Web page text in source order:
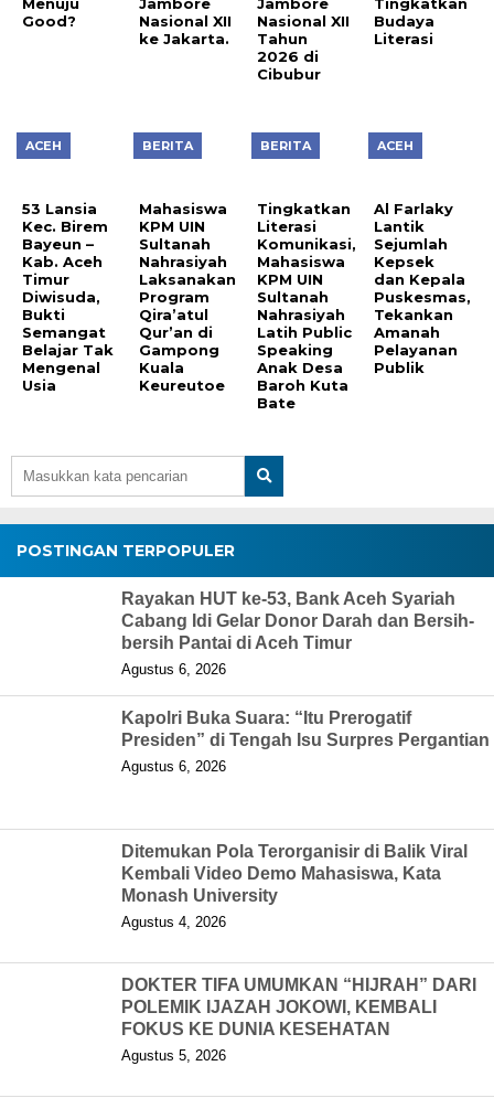
Menuju
Good?
Jambore
Nasional XII
ke Jakarta.
Jambore
Nasional XII
Tahun
2026 di
Cibubur
Tingkatkan
Budaya
Literasi
ACEH
53 Lansia
Kec. Birem
Bayeun –
Kab. Aceh
Timur
Diwisuda,
Bukti
Semangat
Belajar Tak
Mengenal
Usia
BERITA
Mahasiswa
KPM UIN
Sultanah
Nahrasiyah
Laksanakan
Program
Qira’atul
Qur’an di
Gampong
Kuala
Keureutoe
BERITA
Tingkatkan
Literasi
Komunikasi,
Mahasiswa
KPM UIN
Sultanah
Nahrasiyah
Latih Public
Speaking
Anak Desa
Baroh Kuta
Bate
ACEH
Al Farlaky
Lantik
Sejumlah
Kepsek
dan Kepala
Puskesmas,
Tekankan
Amanah
Pelayanan
Publik
POSTINGAN TERPOPULER
Rayakan HUT ke-53, Bank Aceh Syariah
Cabang Idi Gelar Donor Darah dan Bersih-
bersih Pantai di Aceh Timur
Agustus 6, 2026
Kapolri Buka Suara: “Itu Prerogatif
Presiden” di Tengah Isu Surpres Pergantian
Agustus 6, 2026
Ditemukan Pola Terorganisir di Balik Viral
Kembali Video Demo Mahasiswa, Kata
Monash University
Agustus 4, 2026
DOKTER TIFA UMUMKAN “HIJRAH” DARI
POLEMIK IJAZAH JOKOWI, KEMBALI
FOKUS KE DUNIA KESEHATAN
Agustus 5, 2026